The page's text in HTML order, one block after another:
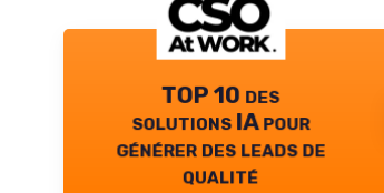
TOP 10 des
solutions IA pour
générer des leads de
qualité